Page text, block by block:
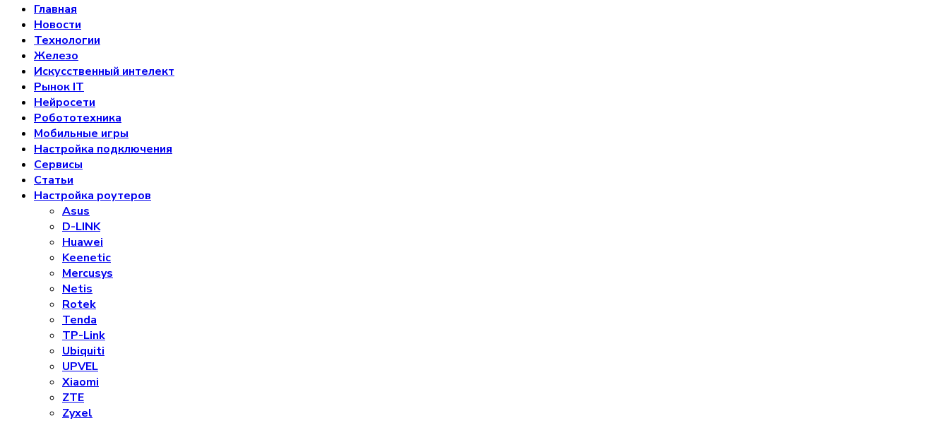
Главная
Новости
Технологии
Железо
Искусственный интелект
Рынок IT
Нейросети
Робототехника
Мобильные игры
Настройка подключения
Сервисы
Статьи
Настройка роутеров
Asus
D-LINK
Huawei
Keenetic
Mercusys
Netis
Rotek
Tenda
TP-Link
Ubiquiti
UPVEL
Xiaomi
ZTE
Zyxel